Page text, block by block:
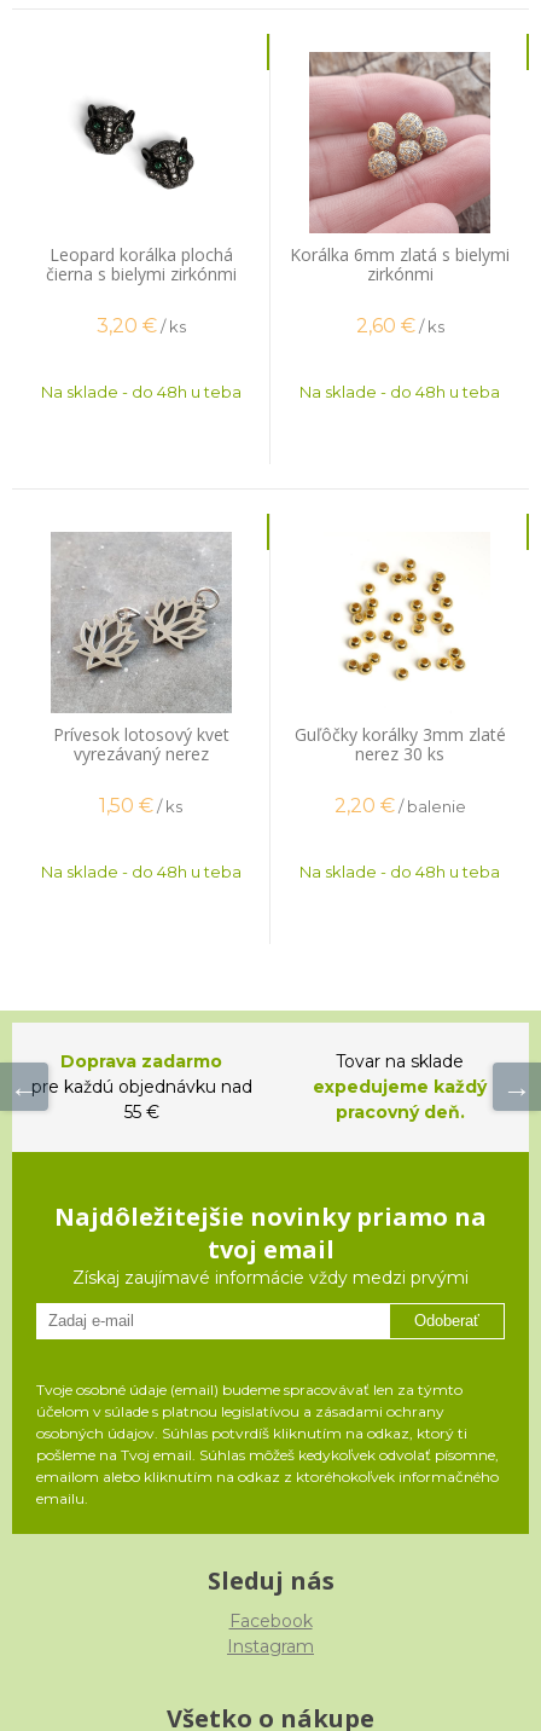
Leopard korálka plochá
čierna s bielymi zirkónmi
3,20 € / ks
Na sklade - do 48h u teba
Korálka 6mm zlatá s bielymi
zirkónmi
2,60 € / ks
Na sklade - do 48h u teba
Prívesok lotosový kvet
vyrezávaný nerez
1,50 €/ ks
Na sklade - do 48h u teba
Guľôčky korálky 3mm zlaté
nerez 30 ks
2,20 € / balenie
Na sklade - do 48h u teba
Doprava zadarmo
pre každú objednávku nad
55 €
Tovar na sklade
expedujeme každý
pracovný deň.
Najdôležitejšie novinky priamo na
tvoj email
Získaj zaujímavé informácie vždy medzi prvými
Odoberať
Tvoje osobné údaje (email) budeme spracovávať len za týmto
účelom v súlade s platnou legislatívou a zásadami ochrany
osobných údajov. Súhlas potvrdíš kliknutím na odkaz, ktorý ti
pošleme na Tvoj email. Súhlas môžeš kedykoľvek odvolať písomne,
emailom alebo kliknutím na odkaz z ktoréhokoľvek informačného
emailu.
Sleduj nás
Facebook
Instagram
Všetko o nákupe